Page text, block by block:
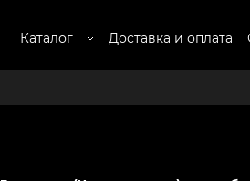
Каталог Доставка и оплата